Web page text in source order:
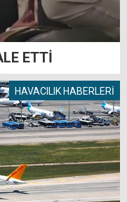
ETTİ
HAVACILIK HABERLERİ